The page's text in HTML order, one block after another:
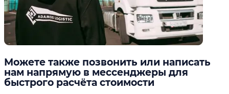
Можете также позвонить или написать
нам напрямую в мессенджеры для
быстрого расчёта стоимости